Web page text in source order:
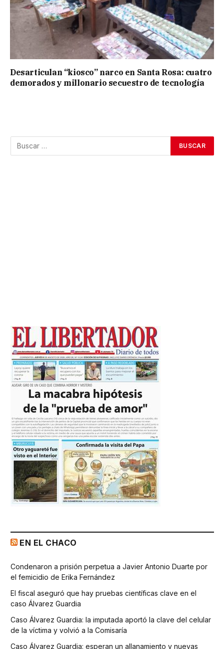
Desarticulan “kiosco” narco en Santa Rosa: cuatro
demorados y millonario secuestro de tecnología
EN EL CHACO
Condenaron a prisión perpetua a Javier Antonio Duarte por
el femicidio de Erika Fernández
El fiscal aseguró que hay pruebas científicas clave en el
caso Álvarez Guardia
Caso Álvarez Guardia: la imputada aportó la clave del celular
de la víctima y volvió a la Comisaría
Caso Álvarez Guardia: esperan un allanamiento y nuevas